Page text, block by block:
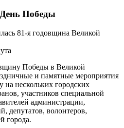
Победы
Победы в Великой
и памятные мероприятия
на нескольких городских
участников специальной
администрации,
депутатов, волонтеров,
города.